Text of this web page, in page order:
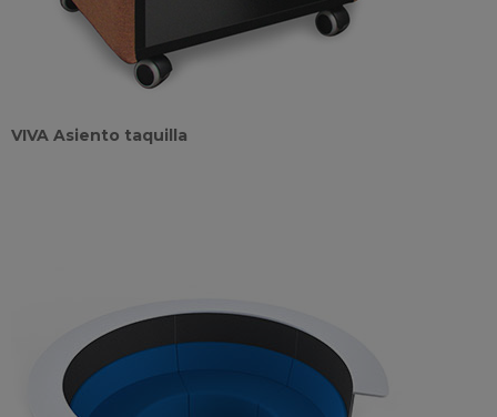
VIVA Asiento taquilla